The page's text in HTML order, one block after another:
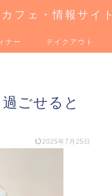
フェ・情報サイト
ナー テイクアウト
ごせると
2025年7月25日